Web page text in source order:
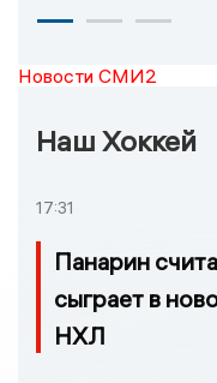
Новости СМИ2
Наш Хоккей
17:31
Панарин
сыграет в
НХЛ